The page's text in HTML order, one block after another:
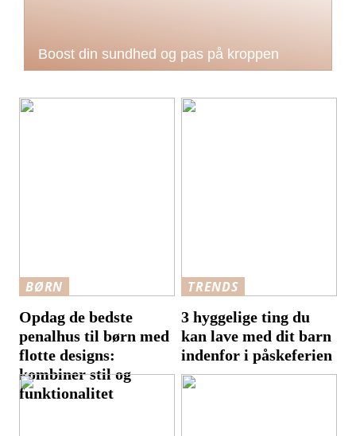
Boost din sundhed og pas på kroppen
BØRN
Opdag de bedste
penalhus til børn med
flotte designs:
kombiner stil og
funktionalitet
TRENDS
3 hyggelige ting du
kan lave med dit barn
indenfor i påskeferien